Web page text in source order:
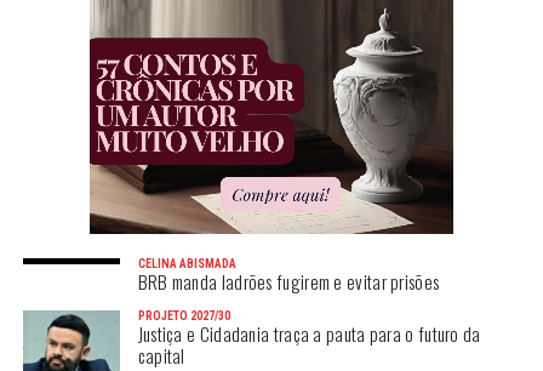
CELINA ABISMADA
BRB manda ladrões fugirem e evitar prisões
PROJETO 2027/30
Justiça e Cidadania traça a pauta para o futuro da
capital